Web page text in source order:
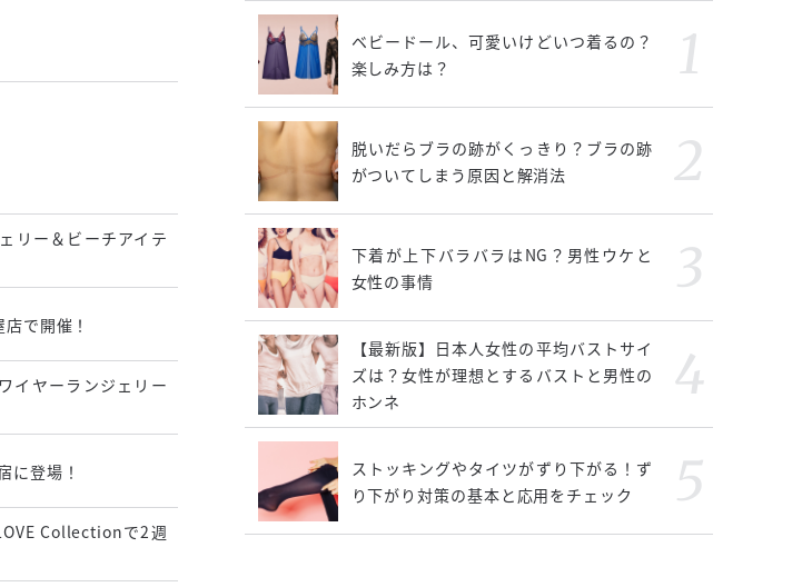
リー＆ビーチアイテ
で開催！
イヤーランジェリー
に登場！
Collectionで2週
ベビードール、可愛いけどいつ着るの？
楽しみ方は？
脱いだらブラの跡がくっきり？ブラの跡
がついてしまう原因と解消法
下着が上下バラバラはNG？男性ウケと
女性の事情
【最新版】日本人女性の平均バストサイ
ズは？女性が理想とするバストと男性の
ホンネ
ストッキングやタイツがずり下がる！ず
り下がり対策の基本と応用をチェック